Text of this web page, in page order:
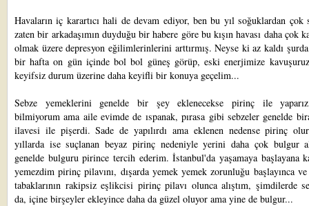
Havaların iç karartıcı hali de devam ediyor, ben bu yıl soğuklardan çok
zaten bir arkadaşımın duyduğu bir habere göre bu kışın havası daha çok
olmak üzere depresyon eğilimlerinlerini arttırmış. Neyse ki az kaldı
bir hafta on gün içinde bol bol güneş görüp, eski enerjimize
keyifsiz durum üzerine daha keyifli bir konuya geçelim...
Sebze yemeklerini genelde bir şey eklenecekse pirinç ile
bilmiyorum ama aile evimde de ıspanak, pırasa gibi sebzeler genelde
ilavesi ile pişerdi. Sade de yapılırdı ama eklenen nedense pirinç
yıllarda ise suçlanan beyaz pirinç nedeniyle yerini daha çok bulgur
genelde bulguru pirince tercih ederim. İstanbul'da yaşamaya başlayana
yemezdim pirinç pilavını, dışarda yemek yemek zorunluğu başlayınca
tabaklarının rakipsiz eşlikcisi pirinç pilavı olunca alıştım, şimdilerde
da, içine birşeyler ekleyince daha da güzel oluyor ama yine de bulgur...